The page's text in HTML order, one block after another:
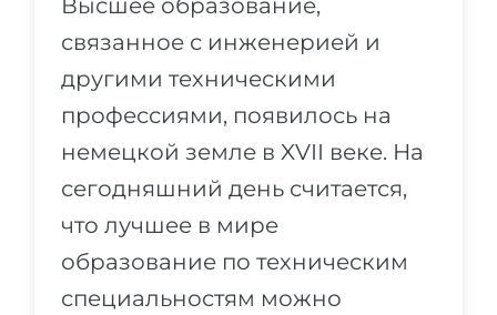
Города
ПРОФЕССИИ
Профессии
Специальности
КАРЬЕРНОЕ ОРИЕНТИРОВАНИЕ
Тест Голланда
ПОСТУПАЕМ НА...
Медицина
Инженерия
Физика
Менеджмент
Другая специальность
Высшее образование,
связанное с инженерией и
другими техническими
профессиями, появилось на
немецкой земле в XVII веке. На
сегодняшний день считается,
что лучшее в мире
образование по техническим
специальностям можно